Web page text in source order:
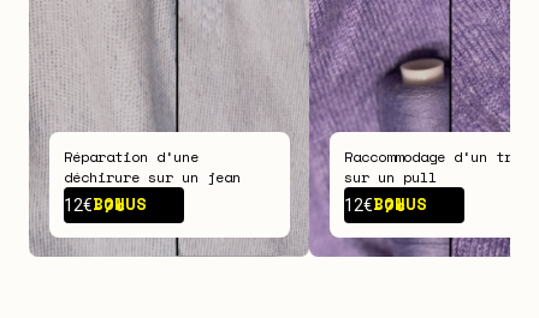
Réparation d‘une
déchirure sur un jean
12€BONUS -7€
Raccommodage d‘un trou
sur un pull
12€BONUS -7€